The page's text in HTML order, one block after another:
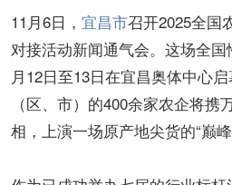
11月6日， 宜昌市召开2025全国
对接活动新闻通气会。这场全国
月12日至13日在宜昌奥体中心
（区、市）的400余家农企将携
相，上演一场原产地尖货的“巅峰